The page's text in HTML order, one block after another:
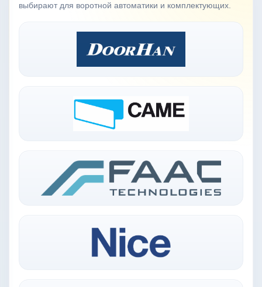
выбирают для воротной автоматики и комплектующих.